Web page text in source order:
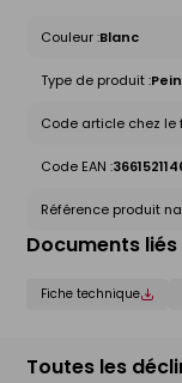
Couleur :Blanc
Type de produit :
Code article chez le
Code EAN :
Référence produit
Documents liés
Fiche technique
Toutes les